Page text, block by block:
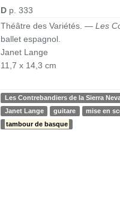
D p. 333
Théâtre des Variétés. —Les
ballet espagnol.
Janet Lange
11,7 x 14,3 cm
Les Contrebandiers de la Sierra
Janet Lange
guitare
mise en
tambour de basque